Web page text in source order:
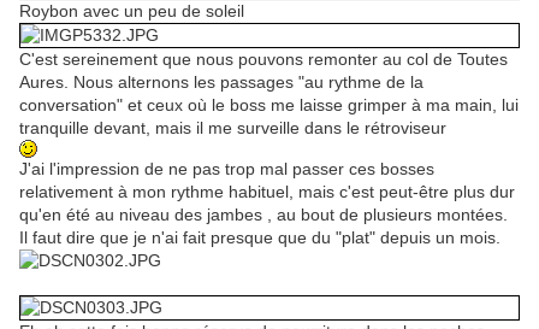
Roybon avec un peu de soleil
C'est sereinement que nous pouvons remonter au col de Toutes
Aures. Nous alternons les passages "au rythme de la
conversation" et ceux où le boss me laisse grimper à ma main, lui
tranquille devant, mais il me surveille dans le rétroviseur
J'ai l'impression de ne pas trop mal passer ces bosses
relativement à mon rythme habituel, mais c'est peut-être plus dur
qu'en été au niveau des jambes , au bout de plusieurs montées.
Il faut dire que je n'ai fait presque que du "plat" depuis un mois.